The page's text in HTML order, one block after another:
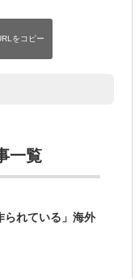
一覧
られている」海外